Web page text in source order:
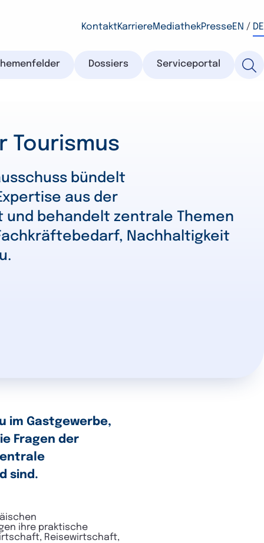
KontaktKarriereMediathekPresseEN / DE
Dossiers Serviceportal
Tourismus
bündelt
aus der
und behandelt zentrale Themen
Nachhaltigkeit
im Gastgewerbe,
Fragen der
sind.
ihre praktische
Reisewirtschaft,